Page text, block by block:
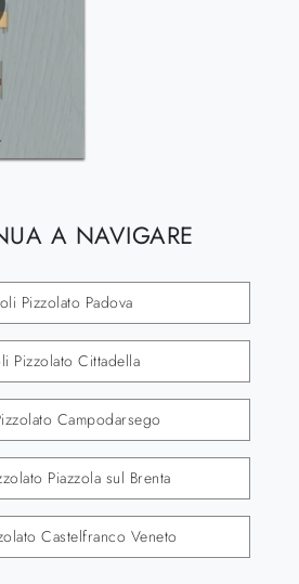
A NAVIGARE
Pizzolato Padova
Pizzolato Cittadella
Campodarsego
Piazzola sul Brenta
Castelfranco Veneto